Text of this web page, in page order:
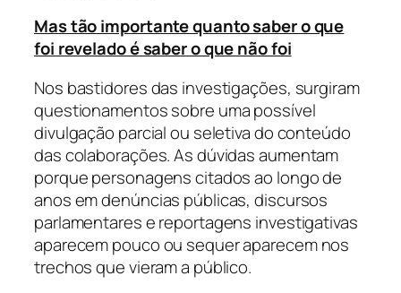
Mas tão importante quanto saber o que
foi revelado é saber o que não foi
Nos bastidores das investigações, surgiram
questionamentos sobre uma possível
divulgação parcial ou seletiva do conteúdo
das colaborações. As dúvidas aumentam
porque personagens citados ao longo de
anos em denúncias públicas, discursos
parlamentares e reportagens investigativas
aparecem pouco ou sequer aparecem nos
trechos que vieram a público.